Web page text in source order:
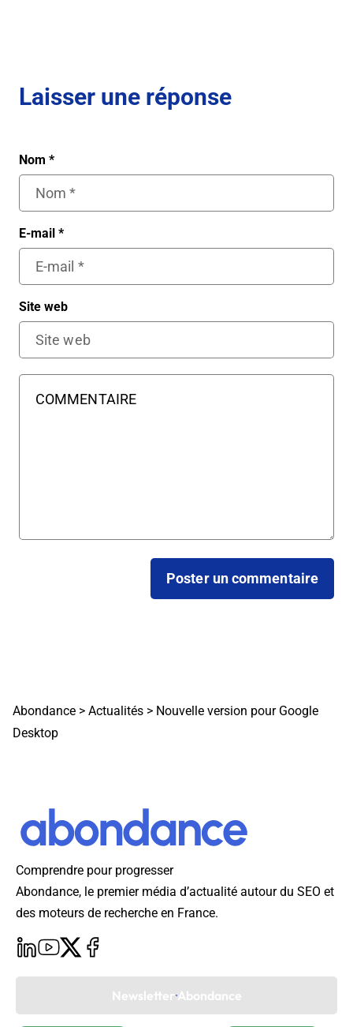
Laisser une réponse
Nom *
E-mail *
Site web
Abondance > Actualités > Nouvelle version pour Google
Desktop
Comprendre pour progresser
Abondance, le premier média d’actualité autour du SEO et
des moteurs de recherche en France.
Newsletter Abondance